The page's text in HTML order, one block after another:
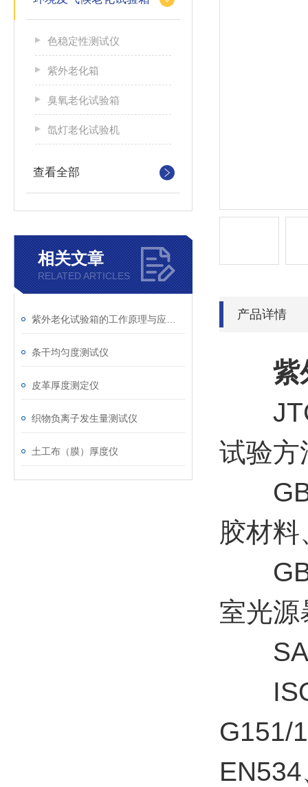
色稳定性测试仪
紫外老化箱
臭氧老化试验箱
氙灯老化试验机
查看全部
相关文章
RELATED ARTICLES
条干均匀度测试仪
皮革厚度测定仪
织物负离子发生量测试仪
土工布（膜）厚度仪
产品详情
紫
JTG
试验方
GB/T
胶材
GB/T
室光源
SAE
ISO
G151/